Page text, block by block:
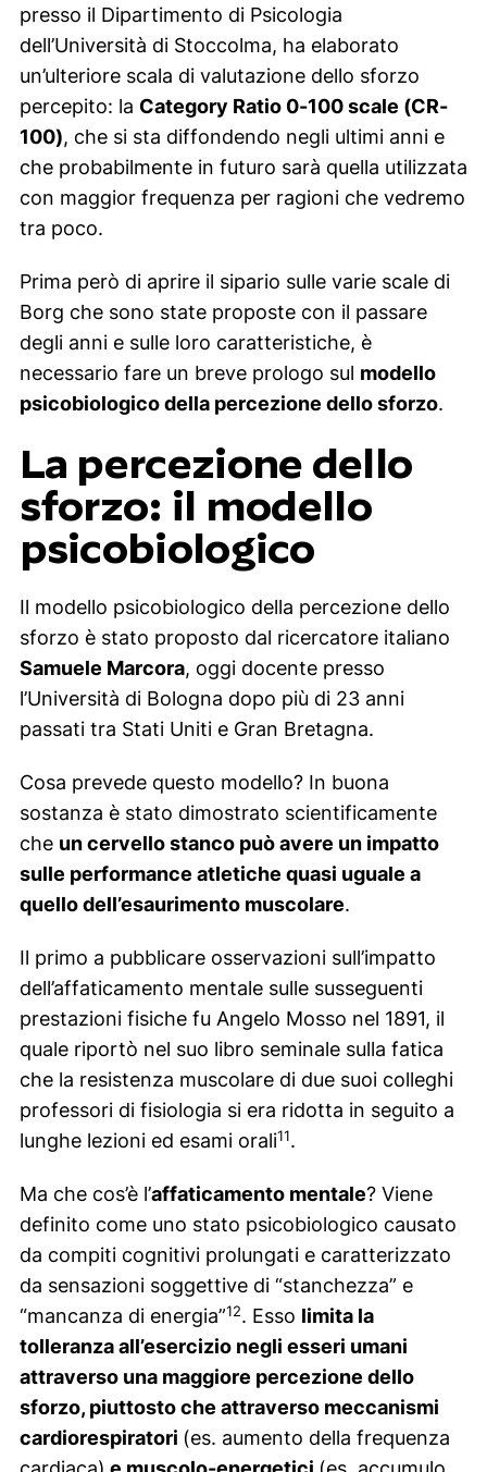
presso il Dipartimento di Psicologia
dell’Università di Stoccolma, ha elaborato
un’ulteriore scala di valutazione dello sforzo
percepito: la Category Ratio 0-100 scale (CR-
100), che si sta diffondendo negli ultimi anni e
che probabilmente in futuro sarà quella utilizzata
con maggior frequenza per ragioni che vedremo
tra poco.
Prima però di aprire il sipario sulle varie scale di
Borg che sono state proposte con il passare
degli anni e sulle loro caratteristiche, è
necessario fare un breve prologo sul modello
psicobiologico della percezione dello sforzo.
La percezione dello
sforzo: il modello
psicobiologico
Il modello psicobiologico della percezione dello
sforzo è stato proposto dal ricercatore italiano
Samuele Marcora, oggi docente presso
l’Università di Bologna dopo più di 23 anni
passati tra Stati Uniti e Gran Bretagna.
Cosa prevede questo modello? In buona
sostanza è stato dimostrato scientificamente
che un cervello stanco può avere un impatto
sulle performance atletiche quasi uguale a
quello dell’esaurimento muscolare.
Il primo a pubblicare osservazioni sull’impatto
dell’affaticamento mentale sulle susseguenti
prestazioni fisiche fu Angelo Mosso nel 1891, il
quale riportò nel suo libro seminale sulla fatica
che la resistenza muscolare di due suoi colleghi
professori di fisiologia si era ridotta in seguito a
lunghe lezioni ed esami orali11.
Ma che cos’è l’affaticamento mentale? Viene
definito come uno stato psicobiologico causato
da compiti cognitivi prolungati e caratterizzato
da sensazioni soggettive di “stanchezza” e
“mancanza di energia”12. Esso limita la
tolleranza all’esercizio negli esseri umani
attraverso una maggiore percezione dello
sforzo, piuttosto che attraverso meccanismi
cardiorespiratori (es. aumento della frequenza